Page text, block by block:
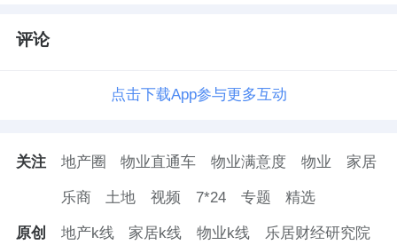
评论
点击下载App参与更多互动
关注 地产圈 物业直通车 物业满意度 物业 家居
乐商 土地 视频 7*24 专题 精选
原创 地产k线 家居k线 物业k线 乐居财经研究院